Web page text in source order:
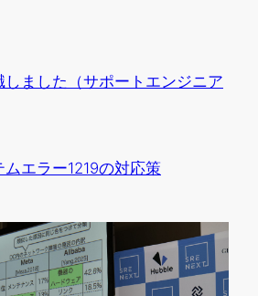
ました（サポートエンジニア
エラー1219の対応策